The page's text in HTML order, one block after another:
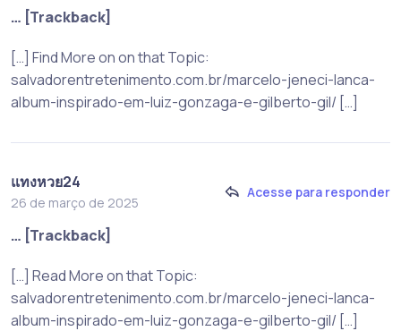
… [Trackback]
[…] Find More on on that Topic:
salvadorentretenimento.com.br/marcelo-jeneci-lanca-
album-inspirado-em-luiz-gonzaga-e-gilberto-gil/ […]
แทงหวย24
26 de março de 2025
Acesse para responder
… [Trackback]
[…] Read More on that Topic:
salvadorentretenimento.com.br/marcelo-jeneci-lanca-
album-inspirado-em-luiz-gonzaga-e-gilberto-gil/ […]